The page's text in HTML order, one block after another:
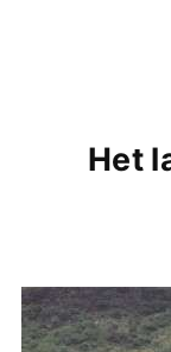
Het